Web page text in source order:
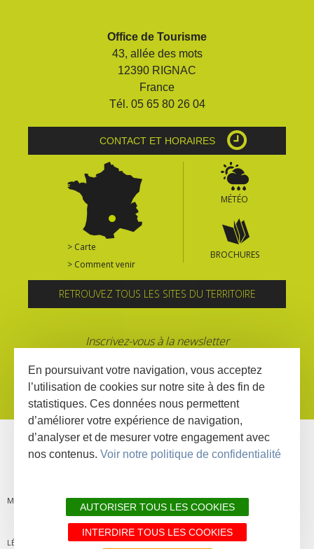
Office de Tourisme
43, allée des mots
12390 RIGNAC
France
Tél. 05 65 80 26 04
CONTACT ET HORAIRES
> Carte
> Comment venir
MÉTÉO
BROCHURES
RETROUVEZ TOUS LES SITES DU TERRITOIRE
Inscrivez-vous à la newsletter
MENTIONS
LÉGALES
PLAN DU
SITE
LIENS
PARTENAIRES
DÉCLARATION
D'ACCESSIBILITÉ
En poursuivant votre navigation, vous acceptez
l’utilisation de cookies sur notre site à des fin de
statistiques. Ces données nous permettent
d’améliorer votre expérience de navigation,
d’analyser et de mesurer votre engagement avec
nos contenus. Voir notre politique de confidentialité
AUTORISER TOUS LES COOKIES
INTERDIRE TOUS LES COOKIES